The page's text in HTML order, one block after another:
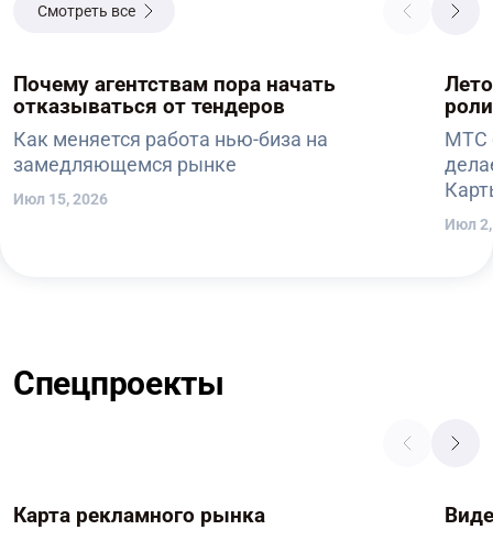
Смотреть все
Почему агентствам пора начать
отказываться от тендеров
Как меняется работа нью-биза на
замедляющемся рынке
Июл 15, 2026
МТС
Июл
Спецпроекты
Карта рекламного рынка